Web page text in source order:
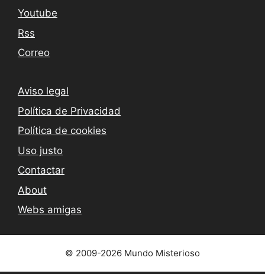
Youtube
Rss
Correo
Aviso legal
Política de Privacidad
Política de cookies
Uso justo
Contactar
About
Webs amigas
© 2009-2026 Mundo Misterioso